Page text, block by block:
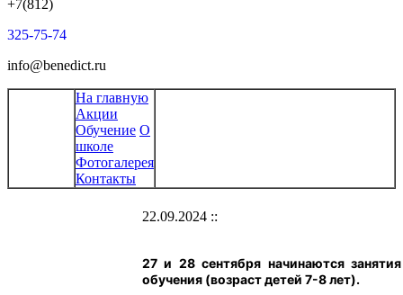
+7(812)
325-75-74
info@benedict.ru
На главную
Акции
Обучение О
школе
Фотогалерея
Контакты
22.09.2024 ::
27 и 28 сентября начинаются
обучения (возраст детей 7-8 лет).